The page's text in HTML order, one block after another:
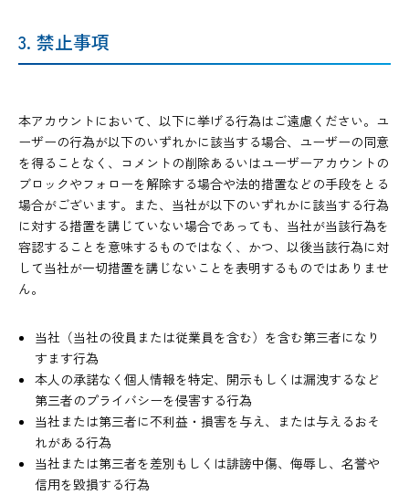
3. 禁止事項
本アカウントにおいて、以下に挙げる行為はご遠慮ください。ユ
ーザーの行為が以下のいずれかに該当する場合、ユーザーの同意
を得ることなく、コメントの削除あるいはユーザーアカウントの
ブロックやフォローを解除する場合や法的措置などの手段をとる
場合がございます。また、当社が以下のいずれかに該当する行為
に対する措置を講じていない場合であっても、当社が当該行為を
容認することを意味するものではなく、かつ、以後当該行為に対
して当社が一切措置を講じないことを表明するものではありませ
ん。
当社（当社の役員または従業員を含む）を含む第三者になり
すます行為
本人の承諾なく個人情報を特定、開示もしくは漏洩するなど
第三者のプライバシーを侵害する行為
当社または第三者に不利益・損害を与え、または与えるおそ
れがある行為
当社または第三者を差別もしくは誹謗中傷、侮辱し、名誉や
信用を毀損する行為